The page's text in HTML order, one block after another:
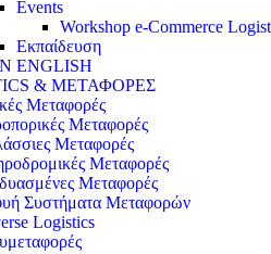
Events
Workshop e-Commerce
Εκπαίδευση
ENGLISH
& ΜΕΤΑΦΟΡΕΣ
Μεταφορές
Μεταφορές
Μεταφορές
Μεταφορές
Μεταφορές
Συστήματα Μεταφορών
Logistics